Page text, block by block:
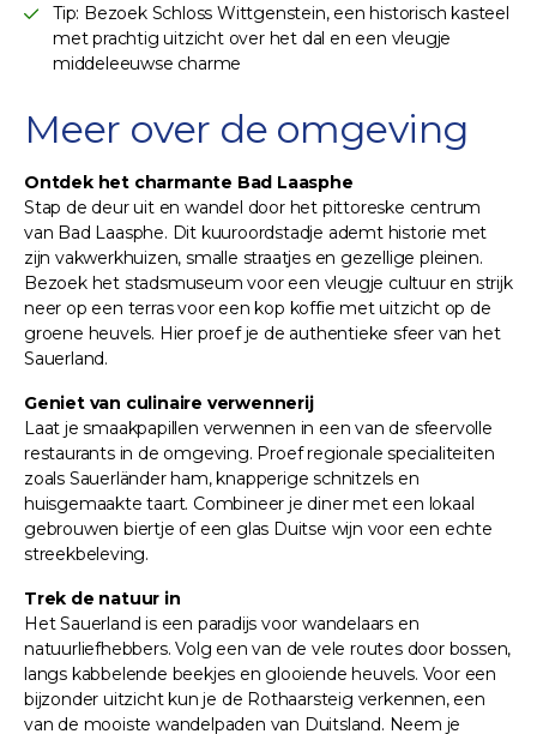
Tip: Bezoek Schloss Wittgenstein, een historisch kasteel
met prachtig uitzicht over het dal en een vleugje
middeleeuwse charme
Meer over de omgeving
Ontdek het charmante Bad Laasphe
Stap de deur uit en wandel door het pittoreske centrum
van Bad Laasphe. Dit kuuroordstadje ademt historie met
zijn vakwerkhuizen, smalle straatjes en gezellige pleinen.
Bezoek het stadsmuseum voor een vleugje cultuur en strijk
neer op een terras voor een kop koffie met uitzicht op de
groene heuvels. Hier proef je de authentieke sfeer van het
Sauerland.
Geniet van culinaire verwennerij
Laat je smaakpapillen verwennen in een van de sfeervolle
restaurants in de omgeving. Proef regionale specialiteiten
zoals Sauerländer ham, knapperige schnitzels en
huisgemaakte taart. Combineer je diner met een lokaal
gebrouwen biertje of een glas Duitse wijn voor een echte
streekbeleving.
Trek de natuur in
Het Sauerland is een paradijs voor wandelaars en
natuurliefhebbers. Volg een van de vele routes door bossen,
langs kabbelende beekjes en glooiende heuvels. Voor een
bijzonder uitzicht kun je de Rothaarsteig verkennen, een
van de mooiste wandelpaden van Duitsland. Neem je